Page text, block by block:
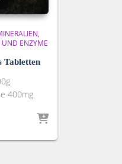
UND ENZYME
Tabletten
400mg